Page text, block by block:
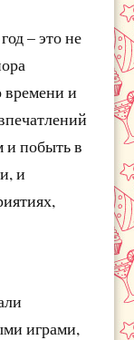
– это не
и
и побыть в
и
играми,